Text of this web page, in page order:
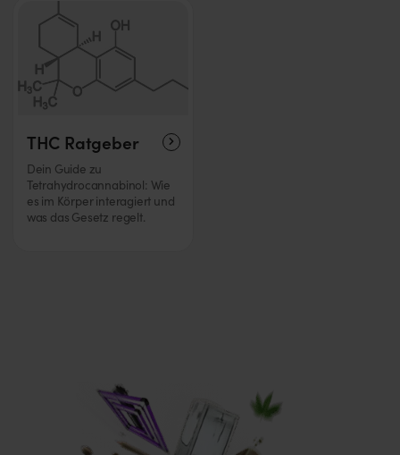
THC Ratgeber
Dein Guide zu
Tetrahydrocannabinol: Wie
es im Körper interagiert und
was das Gesetz regelt.